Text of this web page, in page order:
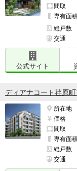
間取
専有面
総戸数
交通
公式サイト
ディアナコート荏原
所在地
価格
間取
専有面
総戸数
交通